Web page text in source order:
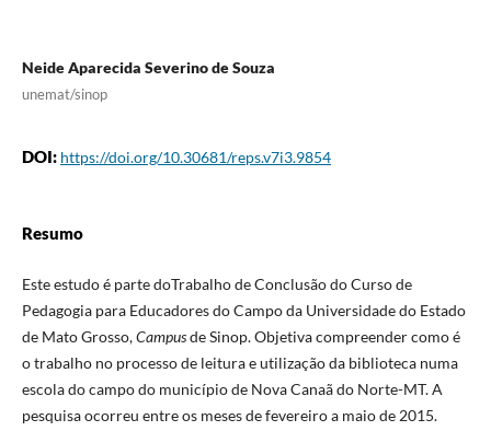
Neide Aparecida Severino de Souza
unemat/sinop
DOI: https://doi.org/10.30681/reps.v7i3.9854
Resumo
Este estudo é parte doTrabalho de Conclusão do Curso de
Pedagogia para Educadores do Campo da Universidade do Estado
de Mato Grosso,Campusde Sinop. Objetiva compreender como é
o trabalho no processo de leitura e utilização da biblioteca numa
escola do campo do município de Nova Canaã do Norte-MT. A
pesquisa ocorreu entre os meses de fevereiro a maio de 2015.